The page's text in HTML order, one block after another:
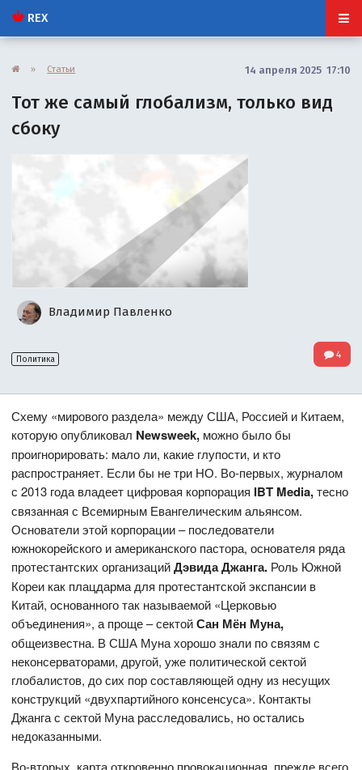
REX
» Статьи 14 апреля 2025 17:10
Тот же самый глобализм, только вид
сбоку
Владимир Павленко
Политика 4
Схему «мирового раздела» между США, Россией и Китаем,
которую опубликовал Newsweek, можно было бы
проигнорировать: мало ли, какие глупости, и кто
распространяет. Если бы не три НО. Во-первых, журналом
с 2013 года владеет цифровая корпорация IBT Media,тесно
связанная с Всемирным Евангелическим альянсом.
Основатели этой корпорации – последователи
южнокорейского и американского пастора, основателя ряда
протестантских организацийДэвида Джанга. Роль Южной
Кореи как плацдарма для протестантской экспансии в
Китай, основанного так называемой «Церковью
объединения», а проще – сектойСан Мён Муна,
общеизвестна. В США Муна хорошо знали по связям с
неконсерваторами, другой, уже политической сектой
глобалистов, до сих пор составляющей одну из несущих
конструкций «двухпартийного консенсуса». Контакты
Джанга с сектой Муна расследовались, но остались
недоказанными.